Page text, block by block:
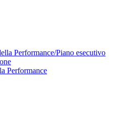
Performance/Piano esecutivo
Performance